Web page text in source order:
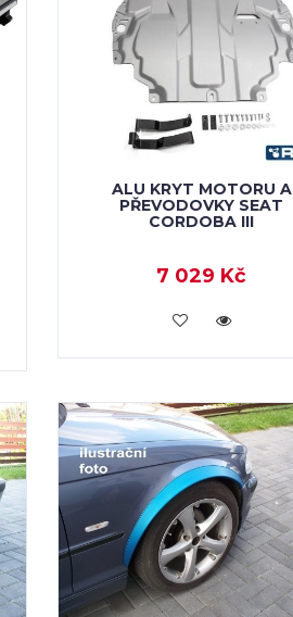
ALU KRYT MOTORU A
PŘEVODOVKY SEAT
CORDOBA III
7 029 Kč
VLOŽIT DO KOŠÍKU